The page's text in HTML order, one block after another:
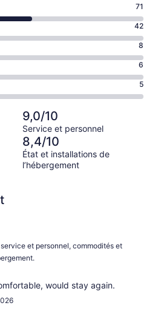
71
42
8
6
5
9,0/10
Service et personnel
8,4/10
État et installations de
l’hébergement
et personnel, commodités et
would stay again.